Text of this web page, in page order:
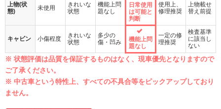
上物(状
態)
未使用
きれいな
状態
機能上問
題なし
日常使用
は可能と
判断
使用上、
修理推奨
上物載せ
替え前提
キャビン 小傷程度
きれいな
状態
多少の
傷・凹み
機能上問
題なし
一定の修
理推奨
検査基準
に該当し
ない
※ 状態評価は品質を保証するものはなく、現車優先となりますので
ご了承ください。
※ 中古車という特性上、すべての不具合等をピックアップしており
ません。